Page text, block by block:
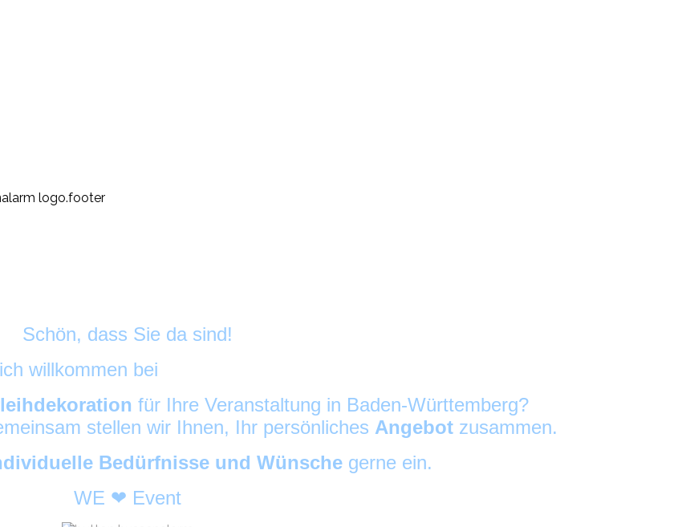
Schön, dass Sie da sind!
willkommen bei
für Ihre Veranstaltung in Baden-Württemberg?
stellen wir Ihnen, Ihr persönliches Angebot zusammen.
Bedürfnisse und Wünsche gerne ein.
WE ❤ Event